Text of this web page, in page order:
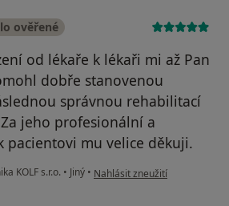
ověřené
od lékaře k lékaři mi až Pan
dobře stanovenou
správnou rehabilitací
jeho profesionální a
pacientovi mu velice děkuji.
KOLF s.r.o. • Jiný • podle názoru uživatele Renata
Nahlásit zneužití